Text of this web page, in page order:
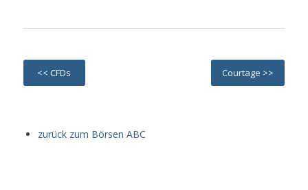
<< CFDs Courtage >>
zurück zum Börsen ABC